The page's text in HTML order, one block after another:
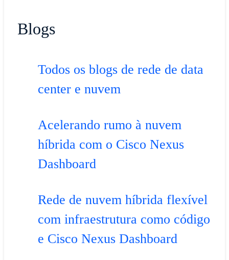
Blogs
Todos os blogs de rede de data
center e nuvem
Acelerando rumo à nuvem
híbrida com o Cisco Nexus
Dashboard
Rede de nuvem híbrida flexível
com infraestrutura como código
e Cisco Nexus Dashboard